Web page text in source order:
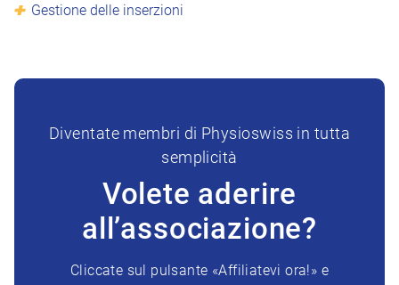
Gestione delle inserzioni
Diventate membri di Physioswiss in tutta
semplicità
Volete aderire
all’associazione?
Cliccate sul pulsante «Affiliatevi ora!» e